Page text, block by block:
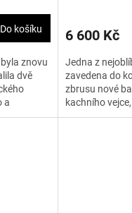
Do košíku
znovu
dvě
a
6 600 Kč
Jedna z
zavedena do
zbrusu nové
kachního
krémového